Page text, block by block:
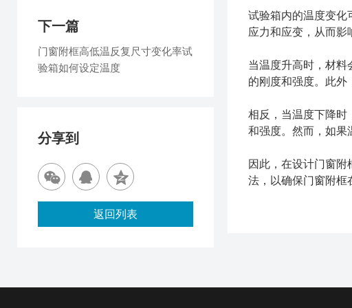
试验箱内的温度变化
应力和应变，从而影
当温度升高时，材料
的刚度和强度。此外
相反，当温度下降时
和强度。然而，如果
因此，在设计门窗
法，以确保门窗附框
下一篇
门窗附框高低温反复尺寸变化率试
验箱如何设定温度
分享到
返回列表